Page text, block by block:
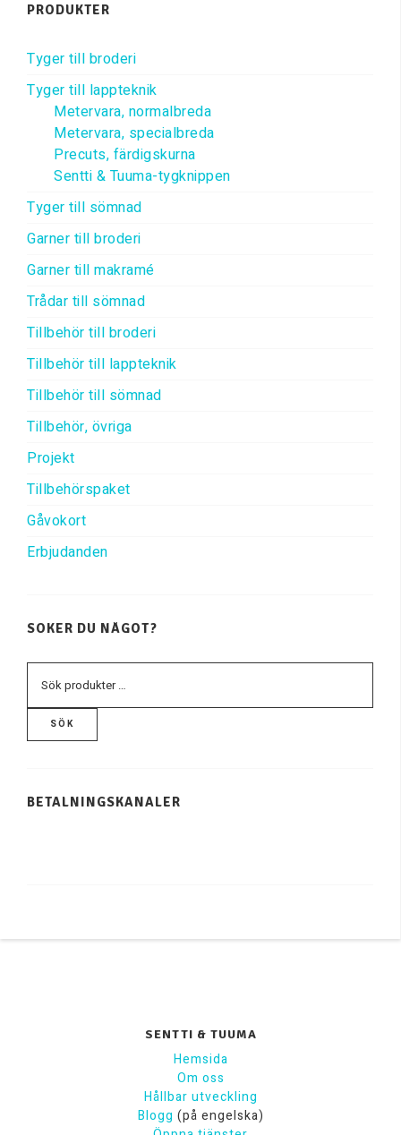
PRODUKTER
Tyger till broderi
Tyger till lappteknik
Metervara, normalbreda
Metervara, specialbreda
Precuts, färdigskurna
Sentti & Tuuma-tygknippen
Tyger till sömnad
Garner till broderi
Garner till makramé
Trådar till sömnad
Tillbehör till broderi
Tillbehör till lappteknik
Tillbehör till sömnad
Tillbehör, övriga
Projekt
Tillbehörspaket
Gåvokort
Erbjudanden
SÖKER DU NÅGOT?
SÖK
BETALNINGSKANALER
SENTTI & TUUMA
Hemsida
Om oss
Hållbar utveckling
Blogg (på engelska)